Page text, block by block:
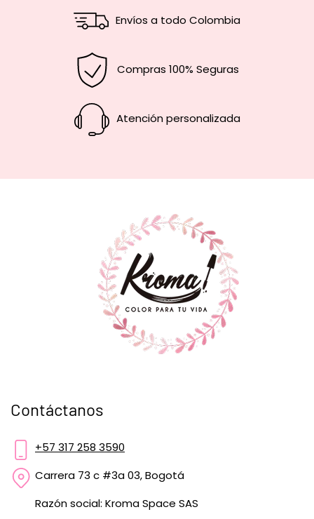
Envíos a todo Colombia
Compras 100% Seguras
Atención personalizada
Contáctanos
+57 317 258 3590
Carrera 73 c #3a 03, Bogotá
Razón social: Kroma Space SAS